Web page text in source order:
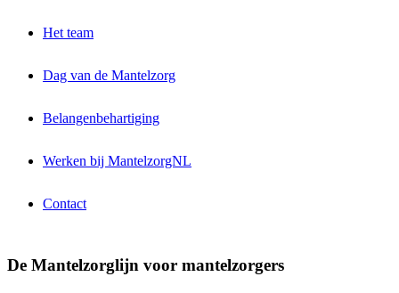
Het team
Dag van de Mantelzorg
Belangenbehartiging
Werken bij MantelzorgNL
Contact
De Mantelzorglijn voor mantelzorgers